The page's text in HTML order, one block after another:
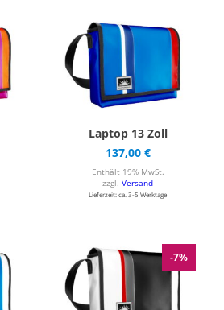
Laptop 13 Zoll
137,00 €
Enthält 19% MwSt.
zzgl.Versand
Lieferzeit: ca. 3-5 Werktage
-7%